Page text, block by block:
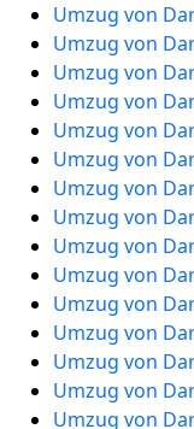
Umzug von
Umzug von
Umzug von
Umzug von
Umzug von
Umzug von
Umzug von
Umzug von
Umzug von
Umzug von
Umzug von
Umzug von
Umzug von
Umzug von
Umzug von